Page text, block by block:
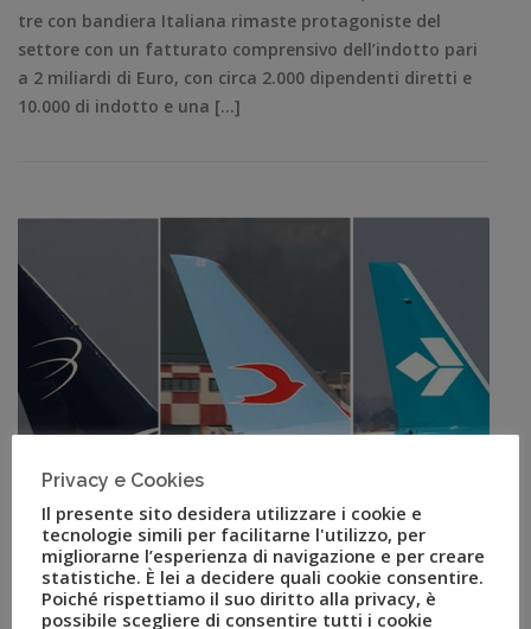
tre con bandiera Italiana rimaste protagoniste del
settore con un fatturato comprensivo dell’indotto pari
a 2 miliardi di Euro, con circa 2.000 dipendenti diretti e
10.000 di indotto e una […]
Compagnie aeree italiane: la
Privacy e Cookies
Il presente sito desidera utilizzare i cookie e
tecnologie simili per facilitarne l'utilizzo, per
migliorarne l’esperienza di navigazione e per creare
statistiche. È lei a decidere quali cookie consentire.
Poiché rispettiamo il suo diritto alla privacy, è
possibile scegliere di consentire tutti i cookie